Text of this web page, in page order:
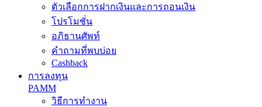
ตัวเลือกการฝากเงินและการถอนเงิน
โปรโมชั่น
อภิธานศัพท์
คำถามที่พบบ่อย
Cashback
การลงทุน
PAMM
วิธีการทำงาน